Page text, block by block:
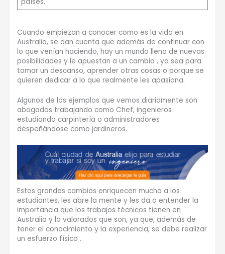
países.
Cuando empiezan a conocer como es la vida en
Australia, se dan cuenta que además de continuar con
lo que venían haciendo, hay un mundo lleno de nuevas
posibilidades y le apuestan a un cambio , ya sea para
tomar un descanso, aprender otras cosas o porque se
quieren dedicar a lo que realmente les apasiona.
Algunos de los ejemplos que vemos diariamente son
abogados trabajando como Chef, ingenieros
estudiando carpintería o administradores
despeñándose como jardineros.
Estos grandes cambios enriquecen mucho a los
estudiantes, les abre la mente y les da a entender la
importancia que los trabajos técnicos tienen en
Australia y lo valorados que son, ya que, además de
tener el conocimiento y la experiencia, se debe realizar
un esfuerzo físico .